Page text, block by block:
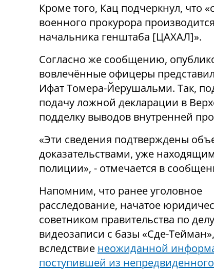
Кроме того, Кац подчеркнул, что
военного прокурора
начальника генштаба [ЦАХАЛ]».
Согласно же сообщению,
вовлечённые офицеры
Ифат Томера-Йерушальми. Так,
подачу ложной декларации в
подделку выводов внутренней
«Эти сведения подтверждены
доказательствами, уже
полиции», - отмечается в
Напомним, что ранее уголовное
расследование, начатое
советником правительства по
видеозаписи с базы «Сде-
вследствие неожиданной
поступившей из